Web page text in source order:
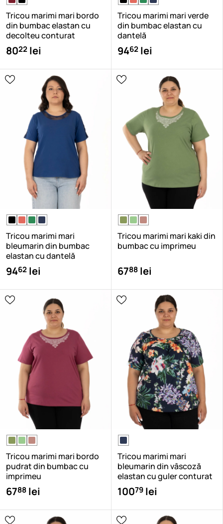
Tricou marimi mari bordo
din bumbac elastan cu
decolteu conturat
8022 lei
Tricou marimi mari verde
din bumbac elastan cu
dantelă
9462 lei
Tricou marimi mari
bleumarin din bumbac
elastan cu dantelă
9462 lei
Tricou marimi mari kaki din
bumbac cu imprimeu
6788 lei
Tricou marimi mari bordo
pudrat din bumbac cu
imprimeu
6788 lei
Tricou marimi mari
bleumarin din vâscoză
elastan cu guler conturat
10079 lei